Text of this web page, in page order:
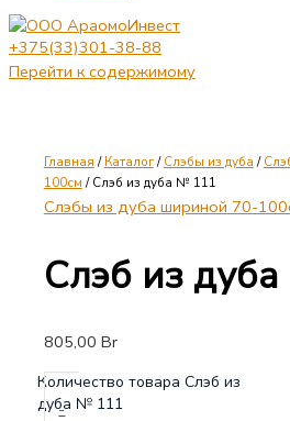
+375(33)301-38-88
Перейти к содержимому
Главная /Каталог/Слэбы из дуба /
100см / Слэб из дуба № 111
Слэбы из дуба шириной 70-
Слэб из
805,00 Br
-
Количество товара Слэб из
дуба № 111